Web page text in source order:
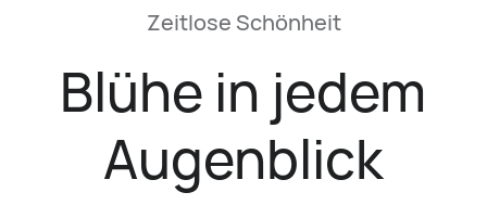
Zeitlose Schönheit
Blühe in jedem
Augenblick